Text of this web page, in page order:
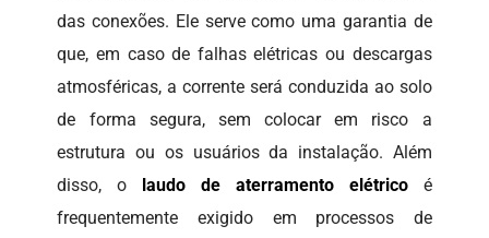
das conexões. Ele serve como uma garantia de
que, em caso de falhas elétricas ou descargas
atmosféricas, a corrente será conduzida ao solo
de forma segura, sem colocar em risco a
estrutura ou os usuários da instalação. Além
disso, o laudo de aterramento elétricoé
frequentemente exigido em processos de